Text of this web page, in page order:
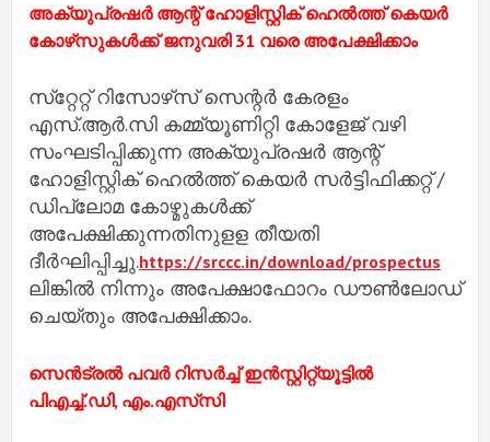
അക്യുപ്രഷര്‍ ആന്റ് ഹോളിസ്റ്റിക് ഹെല്‍ത്ത് കെയര്‍
കോഴ്‌സുകള്‍ക്ക് ജനുവരി 31 വരെ അപേക്ഷിക്കാം
സ്‌റ്റേറ്റ് റിസോഴ്‌സ് സെന്റര്‍ കേരളം
എസ്.ആര്‍.സി കമ്മ്യൂണിറ്റി കോളേജ് വഴി
സംഘടിപ്പിക്കുന്ന അക്യുപ്രഷര്‍ ആന്റ്
ഹോളിസ്റ്റിക് ഹെല്‍ത്ത് കെയര്‍ സര്‍ട്ടിഫിക്കറ്റ് /
ഡിപ്ലോമ കോഴ്മുകള്‍ക്ക്
അപേക്ഷിക്കുന്നതിനുളള തീയതി
ദീര്‍ഘിപ്പിച്ചു.https://srccc.in/download/prospectus
ലിങ്കില്‍ നിന്നും അപേക്ഷാഫോറം ഡൗണ്‍ലോഡ്
ചെയ്തും അപേക്ഷിക്കാം.
സെന്‍ട്രല്‍ പവര്‍ റിസര്‍ച്ച് ഇന്‍സ്റ്റിറ്റ്യൂട്ടില്‍
പിഎച്ച്.ഡി, എം.എസ്‌സി